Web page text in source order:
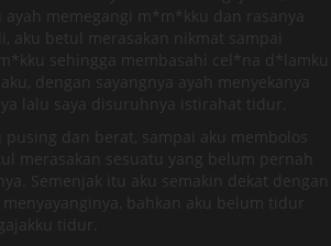
memegangi m*m*kku dan rasanya
aku betul merasakan nikmat sampai
sehingga membasahi cel*na d*lamku
dengan sayangnya ayah menyekanya
lalu saya disuruhnya istirahat tidur.
pusing dan berat, sampai aku membolos
merasakan sesuatu yang belum pernah
Semenjak itu aku semakin dekat dengan
menyayanginya, bahkan aku belum tidur
tidur.